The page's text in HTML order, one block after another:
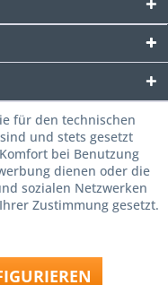
für den technischen
und stets gesetzt
bei Benutzung
dienen oder die
sozialen Netzwerken
Zustimmung gesetzt.